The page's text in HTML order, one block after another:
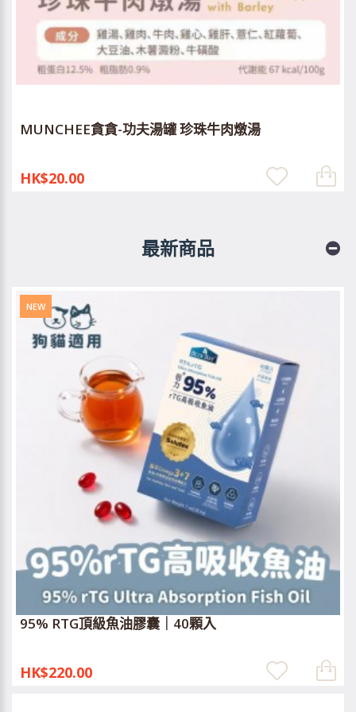
MUNCHEE貪貪-功夫湯罐 珍珠牛肉燉湯
HK$20.00
最新商品
NEW
95% RTG頂級魚油膠囊｜40顆入
HK$220.00